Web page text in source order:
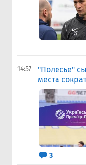
14:57
"Полесье"
места
3